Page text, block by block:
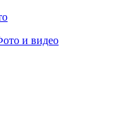
и видео